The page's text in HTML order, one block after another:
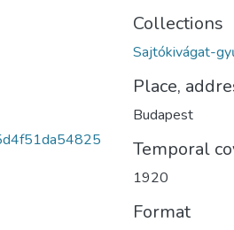
Collections
Sajtókivágat-
Place,
Budapest
Temporal
1920
Format